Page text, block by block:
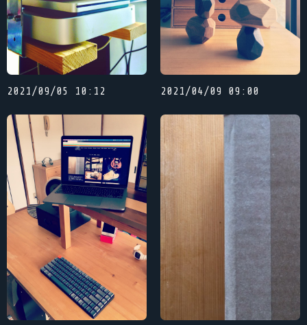
2021/09/05 10:12 2021/04/09 09:00